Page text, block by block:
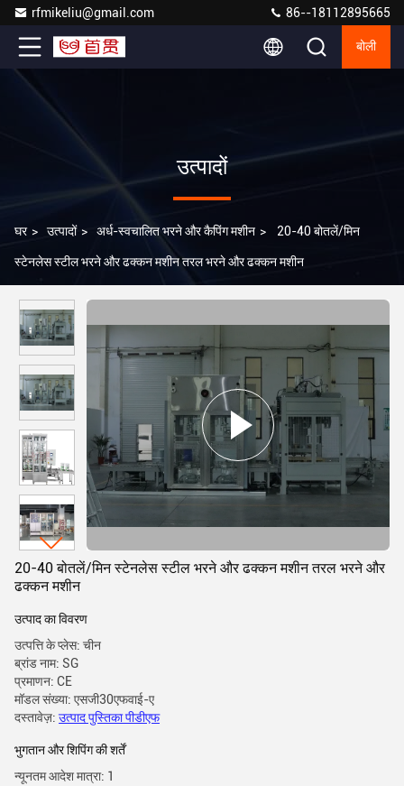
rfmikeliu@gmail.com 86--18112895665
बोली
उत्पादों
घर > उत्पादों > अर्ध-स्वचालित भरने और कैपिंग मशीन > 20-40 बोतलें/मिन
स्टेनलेस स्टील भरने और ढक्कन मशीन तरल भरने और ढक्कन मशीन
20-40 बोतलें/मिन स्टेनलेस स्टील भरने और ढक्कन मशीन तरल भरने और
ढक्कन मशीन
उत्पाद का विवरण
उत्पत्ति के प्लेस: चीन
ब्रांड नाम: SG
प्रमाणन: CE
मॉडल संख्या: एसजी30एफवाई-ए
दस्तावेज़: उत्पाद पुस्तिका पीडीएफ
भुगतान और शिपिंग की शर्तें
न्यूनतम आदेश मात्रा: 1